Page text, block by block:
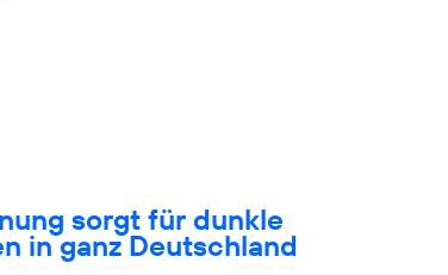
sorgt für dunkle
in ganz Deutschland